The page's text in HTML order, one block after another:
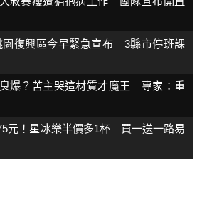
園復興區今早緊急宣布 3縣市停班課
爆？苦主哭這材質才魔王 專家：重
元！星冰樂半價多1杯 買一送一路易